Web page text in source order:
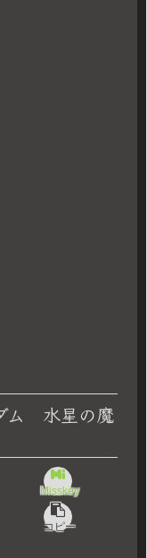
ム 水星の魔
Misskey
コピー